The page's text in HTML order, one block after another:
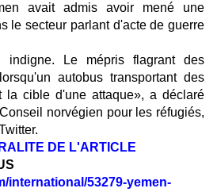
avait admis avoir mené une
le secteur parlant d'acte de guerre
indigne. Le mépris flagrant des
autobus transportant des
la cible d'une attaque», a déclaré
norvégien pour les réfugiés,
DE L'ARTICLE
international/53279-yemen-